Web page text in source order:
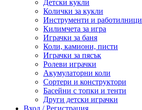
Детски кукли
Колички за кукли
Инструменти и работилници
Килимчета за игра
Играчки за баня
Коли, камиони, писти
Играчки за пясък
Ролеви играчки
Акумулаторни коли
Сортери и конструктори
Басейни с топки и тенти
Други детски играчки